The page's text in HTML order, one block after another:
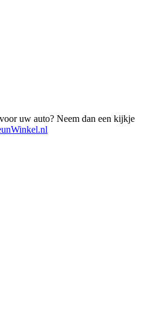
uw auto? Neem dan een kijkje